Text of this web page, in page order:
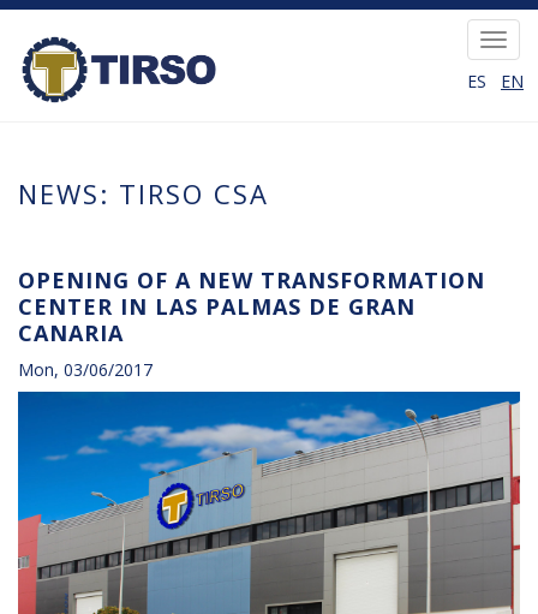
Skip
main
content
ES EN
NEWS: TIRSO CSA
OPENING OF A NEW TRANSFORMATION
CENTER IN LAS PALMAS DE GRAN
CANARIA
Mon, 03/06/2017